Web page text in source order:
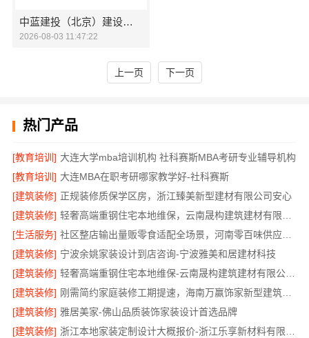
中蓝建投（北京）建设有限公司武功分公司厨房半包北欧风
2026-08-03 11:47:22
上一页 下一页
热门产品
[教育培训] 大连大学mba培训机构 社科赛斯MBA考研专业辅导机构
[教育培训] 大连MBA在职考研哪家教学好-社科赛斯
[建筑装修] 正规装修质保学区房，浙江臻美新型建材有限公司安心
[建筑装修]
[生活服务]
社区整店输出量贩零食适配全场景，河南零百味供应链有限公司
[建筑装修] 宁波余姚家装设计到店咨询-宁波雅美和居建材科技
[建筑装修]
轻奢高端重钢住宅本地维保-云南晟构建筑建材有限公司服务
[建筑装修]
刚需简约家庭装修工期提速，海南万赢饰家新型建筑材料有限公司快速入住
[建筑装修] 雅居美家-佛山品质装饰家装设计首选品牌
[建筑装修]